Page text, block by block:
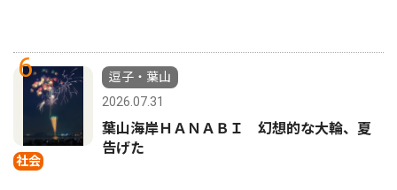
6
社会
逗子・葉山
2026.07.31
葉山海岸ＨＡＮＡＢＩ 幻想的な大輪、夏
告げた